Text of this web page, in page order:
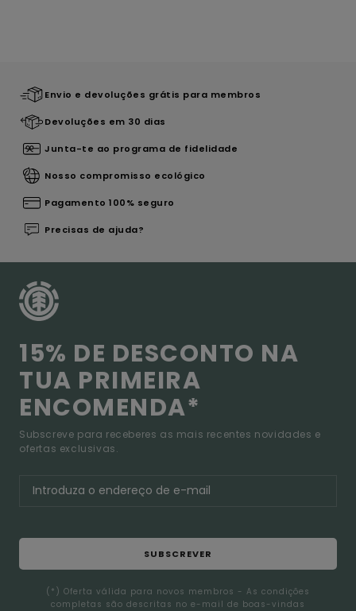
Envio e devoluções grátis para membros
Devoluções em 30 dias
Junta-te ao programa de fidelidade
Nosso compromisso ecológico
Pagamento 100% seguro
Precisas de ajuda?
15% DE DESCONTO NA
TUA PRIMEIRA
ENCOMENDA*
Subscreve para receberes as mais recentes novidades e
ofertas exclusivas.
SUBSCREVER
(*) Oferta válida para novos membros - As condições
completas são descritas no e-mail de boas-vindas